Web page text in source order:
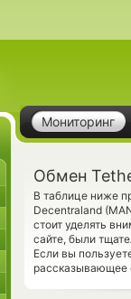
Мониторинг
Обмен
В таблице ниже
Decentraland
стоит уделять
сайте, были
Если вы
рассказывающее